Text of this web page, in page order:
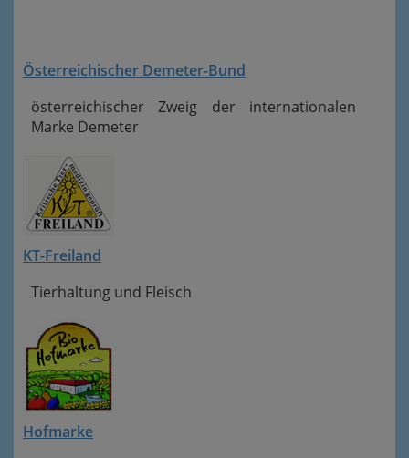
Österreichischer Demeter-Bund
österreichischer Zweig der internationalen
Marke Demeter
KT-Freiland
Tierhaltung und Fleisch
Hofmarke